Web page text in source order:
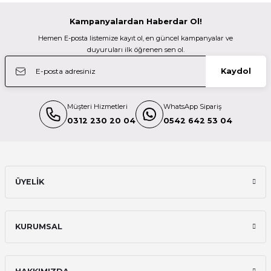
Kodak 32GB Micro SD UHS-I C10 U1 V10 Kart + Adaptör (Kırmızı)
623,98 TL
KODAK
Kodak 32GB Micro SD UHS-I C10 U1 V10 Kart + Adaptör (Sarı)
Kampanyalardan Haberdar Ol!
Hemen E-posta listemize kayıt ol, en güncel kampanyalar ve
duyuruları ilk öğrenen sen ol.
Kaydol
Müşteri Hizmetleri
0312 230 20 04
WhatsApp Sipariş
0542 642 53 04
ÜYELİK
KURUMSAL